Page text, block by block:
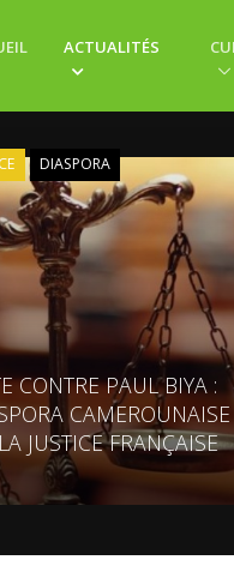
ACTUALITÉS
DIASPORA
CONTRE PAUL BIYA :
CAMEROUNAISE
JUSTICE FRANÇAISE